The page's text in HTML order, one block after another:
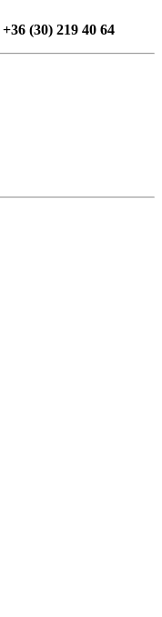
+36 (30) 219 40 64